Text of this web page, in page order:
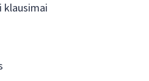
klausimai